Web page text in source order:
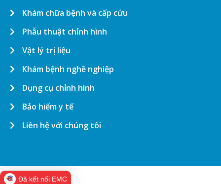
Khám chữa bệnh và cấp cứu
Phẫu thuật chỉnh hình
Vật lý trị liệu
Khám bệnh nghề nghiệp
Dụng cụ chỉnh hình
Bảo hiểm y tế
Liên hệ với chúng tôi
Đã kết nối EMC